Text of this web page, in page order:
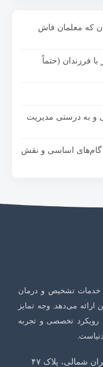
که معلمان فاش
با فرزندان (حتماً
و به درستی مدیریت
گام‌های اساسی و نقش
خدمات تشخیص و درمان
ارائه می‌دهد. وجه تمایز
رویکرد تخصصی و تجربه
شمالی، پلاک ۴٧